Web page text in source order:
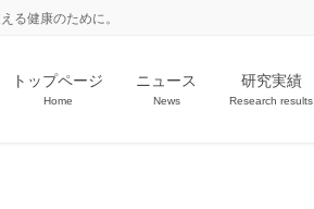
る健康のために。
トップページ
Home
ニュース
News
研究実績
Research results